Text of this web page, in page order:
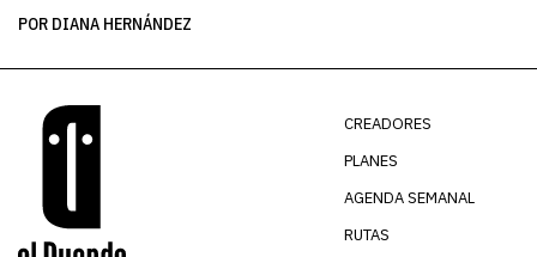
POR DIANA HERNÁNDEZ
CREADORES
PLANES
AGENDA SEMANAL
RUTAS